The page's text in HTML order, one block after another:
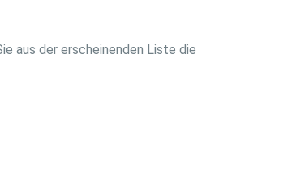
aus der erscheinenden Liste die